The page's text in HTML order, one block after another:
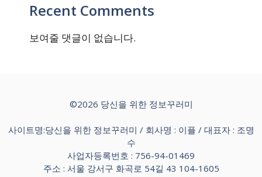
Recent Comments
보여줄 댓글이 없습니다.
©2026 당신을 위한 정보꾸러미
사이트명:당신을 위한 정보꾸러미 / 회사명 : 이플 / 대표자 : 조명
수
사업자등록번호 : 756-94-01469
주소 : 서울 강서구 화곡로 54길 43 104-1605